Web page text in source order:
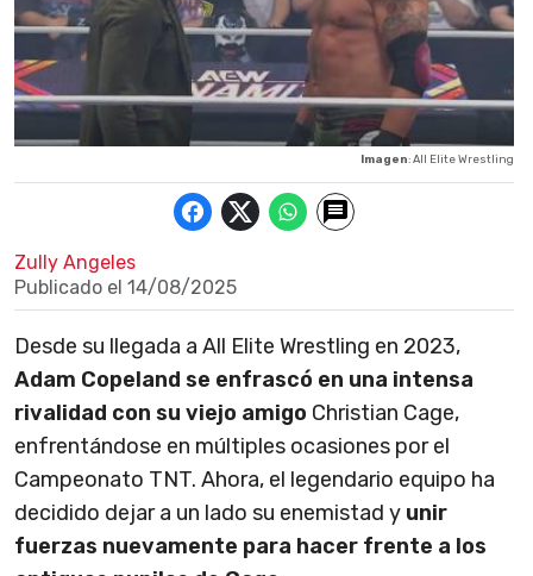
Imagen: All Elite Wrestling
Zully Angeles
Publicado el 14/08/2025
Desde su llegada a All Elite Wrestling en 2023,
Adam Copeland se enfrascó en una intensa
rivalidad con su viejo amigo Christian Cage,
enfrentándose en múltiples ocasiones por el
Campeonato TNT. Ahora, el legendario equipo ha
decidido dejar a un lado su enemistad y unir
fuerzas nuevamente para hacer frente a los